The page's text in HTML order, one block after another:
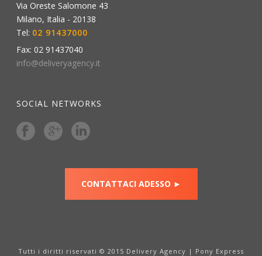
Via Oreste Salomone 43
Milano, Italia - 20138
Tel: 02 91437000
Fax:02 91437040
info@deliveryagency.it
SOCIAL NETWORKS
CONTATTACI ADESSO ►
Tutti i diritti riservati © 2015 Delivery Agency | Pony Express